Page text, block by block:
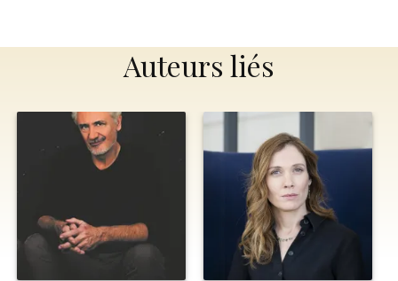
Auteurs liés